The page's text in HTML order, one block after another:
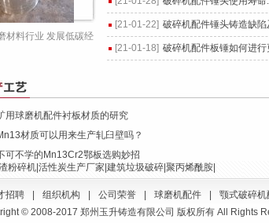
术和质量做到精益求精
误保，杜绝漏保
有做好球磨机配件产品质量
质量上弄虚作假
材料行业 发展低碳经
[21-01-22] 破碎机配件锤头铸造缺陷
案...
[21-01-18] 破碎机配件板锤如何进行
用球磨机配件衬板材质的研究
材质可以用来生产轧臼壁吗？
可不学的Mn13Cr2鄂板选购妙招
碎机|活性炭生产厂家|建筑垃圾破碎|聚丙烯酰胺|
招聘 组织机构 公司荣誉 球磨机配件 颚式破碎机
© 2008-2017 郑州玉升铸造有限公司 版权所有 All Rights